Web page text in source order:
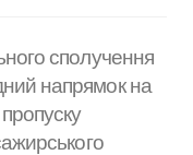
сполучення
напрямок на